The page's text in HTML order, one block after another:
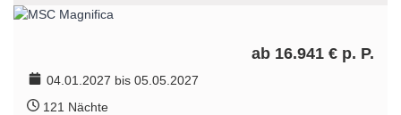
ab 16.941 € p. P.
04.01.2027 bis 05.05.2027
121 Nächte